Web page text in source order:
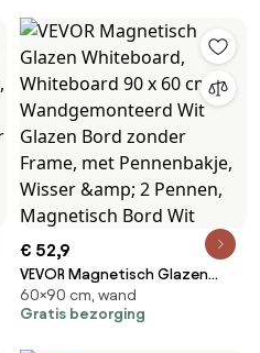
€ 52,9
VEVOR Magnetisch Glazen
Whiteboard, Whiteboard 90 x
60 cm, Wandgemonteerd Wit
60×90 cm, wand
Gratis bezorging